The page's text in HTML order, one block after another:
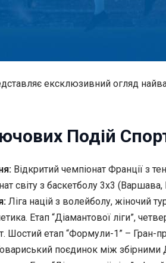
ексклюзивний огляд
Подій
Відкритий чемпіонат Франції з
світу з баскетболу 3х3
Ліга націй з волейболу, жіночий
Етап “Діамантової ліги”,
Шостий етап “Формули-1” – Гран-
поєдинок між збірними